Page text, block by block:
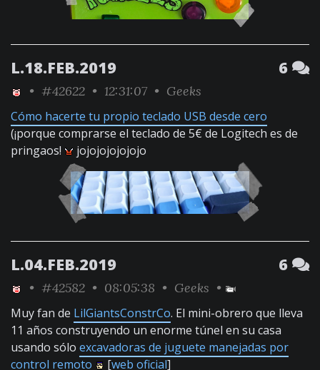
L.18.FEB.2019 6
• #42622 • 12:31:07 • Geeks
Cómo hacerte tu propio teclado USB desde cero
(¡porque comprarse el teclado de 5€ de Logitech es de
pringaos!
jojojojojojojo
L.04.FEB.2019 6
• #42582 • 08:05:38 • Geeks •
Muy fan de LilGiantsConstrCo. El mini-obrero que lleva
11 años construyendo un enorme túnel en su casa
usando sólo excavadoras de juguete manejadas por
control remoto
[web oficial]